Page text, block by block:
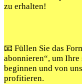
zu erhalten!
📧 Füllen Sie das
abonnieren“, um
beginnen und von
profitieren.